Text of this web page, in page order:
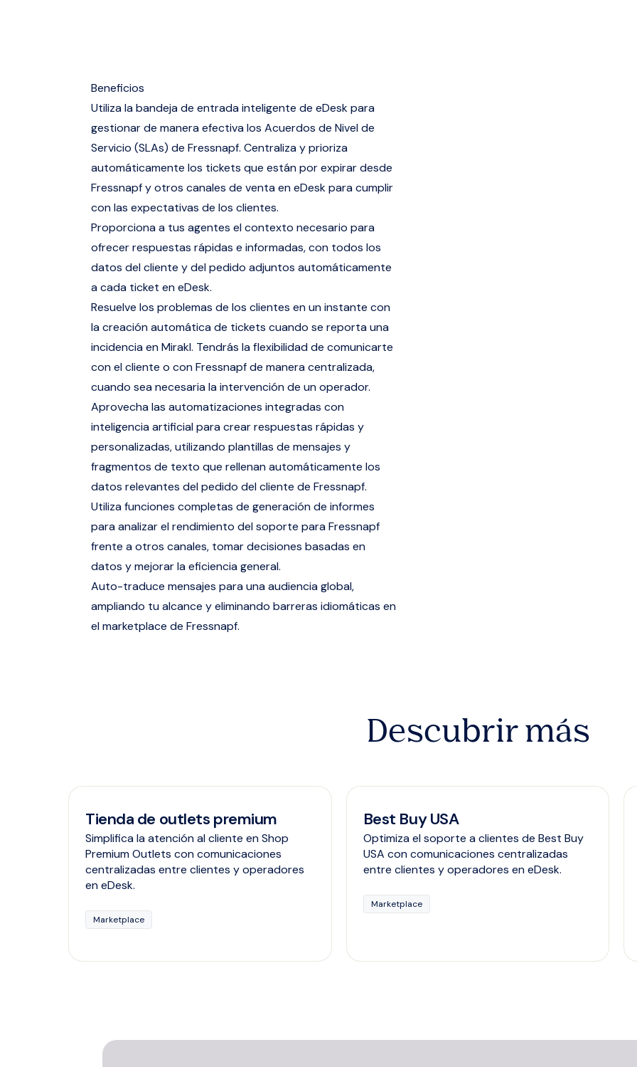
Beneficios
Utiliza la bandeja de entrada inteligente de eDesk para
gestionar de manera efectiva los Acuerdos de Nivel de
Servicio (SLAs) de Fressnapf. Centraliza y prioriza
automáticamente los tickets que están por expirar desde
Fressnapf y otros canales de venta en eDesk para cumplir
con las expectativas de los clientes.
Proporciona a tus agentes el contexto necesario para
ofrecer respuestas rápidas e informadas, con todos los
datos del cliente y del pedido adjuntos automáticamente
a cada ticket en eDesk.
Resuelve los problemas de los clientes en un instante con
la creación automática de tickets cuando se reporta una
incidencia en Mirakl. Tendrás la flexibilidad de comunicarte
con el cliente o con Fressnapf de manera centralizada,
cuando sea necesaria la intervención de un operador.
Aprovecha las automatizaciones integradas con
inteligencia artificial para crear respuestas rápidas y
personalizadas, utilizando plantillas de mensajes y
fragmentos de texto que rellenan automáticamente los
datos relevantes del pedido del cliente de Fressnapf.
Utiliza funciones completas de generación de informes
para analizar el rendimiento del soporte para Fressnapf
frente a otros canales, tomar decisiones basadas en
datos y mejorar la eficiencia general.
Auto-traduce mensajes para una audiencia global,
ampliando tu alcance y eliminando barreras idiomáticas en
el marketplace de Fressnapf.
Descubrir más
Tienda de outlets premium
Simplifica la atención al cliente en Shop
Premium Outlets con comunicaciones
centralizadas entre clientes y operadores
en eDesk.
Marketplace
Best Buy USA
Optimiza el soporte a clientes de Best Buy
USA con comunicaciones centralizadas
entre clientes y operadores en eDesk.
Marketplace